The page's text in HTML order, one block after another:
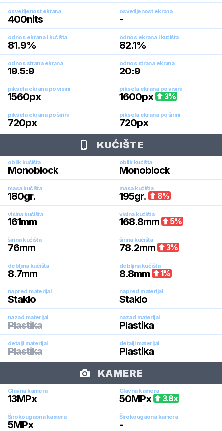
osvetljenost ekrana
400nits
osvetljenost ekrana
-
odnos ekrana i kućišta
81.9%
odnos ekrana i kućišta
82.1%
odnos strana ekrana
19.5:9
odnos strana ekrana
20:9
piksela ekrana po visini
1560px
piksela ekrana po visini
1600px 3%
piksela ekrana po širini
720px
piksela ekrana po širini
720px
KUĆIŠTE
oblik kućišta
Monoblock
oblik kućišta
Monoblock
masa kućišta
180gr.
masa kućišta
195gr. 8%
visina kućišta
161mm
visina kućišta
168.8mm 5%
širina kućišta
76mm
širina kućišta
78.2mm 3%
debljina kućišta
8.7mm
debljina kućišta
8.8mm 1%
napred materijal
Staklo
napred materijal
Staklo
nazad materijal
Plastika
nazad materijal
Plastika
detalji materijal
Plastika
detalji materijal
Plastika
KAMERE
Glavna kamera
13MPx
Glavna kamera
50MPx 3.8x
Širokougaona kamera
5MPx
Širokougaona kamera
-